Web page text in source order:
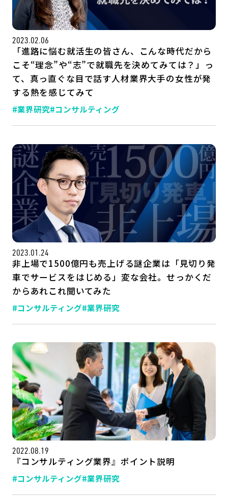
2023.02.06
「進路に悩む就活生の皆さん、こんな時代だから
こそ“理念”や“志”で就職先を決めてみては？」っ
て、真っ直ぐな目で話す人材業界大手の女性が発
する熱を感じてみて
#業界研究#コンサルティング
2023.01.24
非上場で1500億円も売上げる謎企業は「見切り発
車でサービスをはじめる」変な会社。せっかくだ
からあれこれ聞いてみた
#コンサルティング#業界研究
2022.08.19
『コンサルティング業界』ポイント説明
#コンサルティング#業界研究